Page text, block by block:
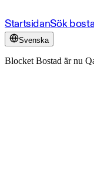
StartsidanSök
Svenska
Blocket Bostad är nu